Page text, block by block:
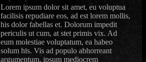
Lorem ipsum dolor sit amet, eu voluptua
facilisis repudiare eos, ad est lorem mollis,
his dolor fabellas et. Dolorum impedit
periculis ut cum, at stet primis vix. Ad
eum molestiae voluptatum, ea habeo
solum his. Vis ad populo abhorreant
argumentum, ipsum mediocrem